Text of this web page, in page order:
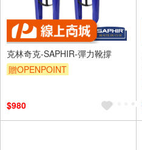
克林奇克-SAPHIR-彈力靴撐
贈OPENPOINT
$980